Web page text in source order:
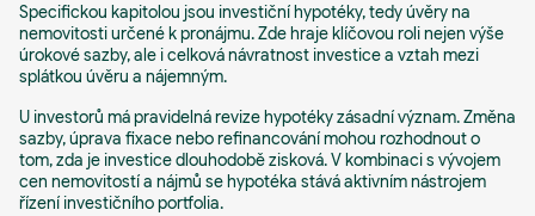
Specifickou kapitolou jsou investiční hypotéky, tedy úvěry na
nemovitosti určené k pronájmu. Zde hraje klíčovou roli nejen výše
úrokové sazby, ale i celková návratnost investice a vztah mezi
splátkou úvěru a nájemným.
U investorů má pravidelná revize hypotéky zásadní význam. Změna
sazby, úprava fixace nebo refinancování mohou rozhodnout o
tom, zda je investice dlouhodobě zisková. V kombinaci s vývojem
cen nemovitostí a nájmů se hypotéka stává aktivním nástrojem
řízení investičního portfolia.